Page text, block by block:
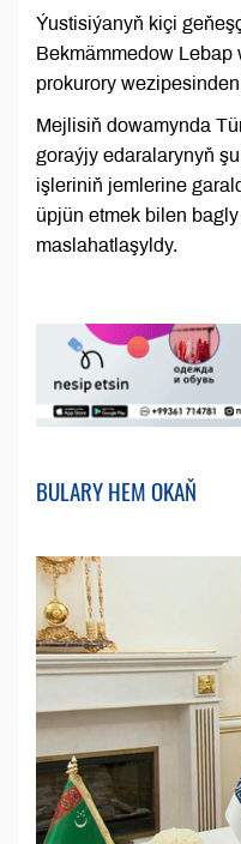
Ýustisiýanyň kiçi
Bekmämmedow Lebap
prokurory
Mejlisiň dowamynda
goraýjy edaralarynyň
işleriniň jemlerine
üpjün etmek bilen
maslahatlaşyldy.
BULARY HEM OKAŇ